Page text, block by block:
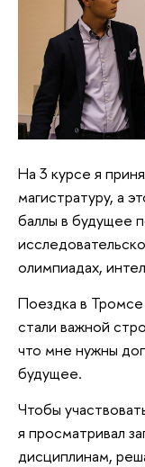
На 3 курсе я
магистратуру, а
баллы в будущее
олимпиадах,
Поездка в
стали важной
что мне нужны
будущее.
Чтобы
я просматривал
дисциплинам,